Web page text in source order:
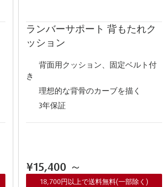
ランバーサポート 背もたれク
ッション
背面用クッション、固定ベルト付
き
理想的な背骨のカーブを描く
3年保証
¥15,400 ～
18,700円以上で送料無料(一部除く)